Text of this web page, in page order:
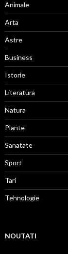
Animale
Arta
Astre
Business
Istorie
Literatura
Natura
Plante
Sanatate
Sport
Tari
Tehnologie
NOUTATI